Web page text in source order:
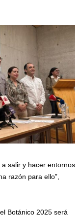
salir y hacer entornos
razón para ello”,
Botánico 2025 será